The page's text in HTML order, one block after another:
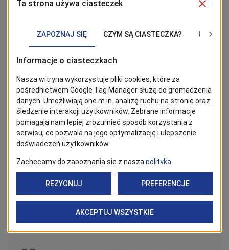
Jednym z filarów działalności Fabryki Wody pozostaje
edukacja.
Centrum Nauki o Wodzie
swoją ofertę poprzez tworzenie nowych warsztatów
dla szkół i grup zorganizowanych, rozwijanie
współpracy z uczelniami wyższymi oraz realizację
wspólnych projektów edukacyjnych.Ważnym krokiem
było także nawiązanie współpracyz Morskim Centrum
Nauki,dzięki której powstała oferta łączona dla grup
szkolnych odwiedzających obie instytucje.
Fabryka Wody angażuje się również w organizację
wydarzeń skierowanych do mieszkańców